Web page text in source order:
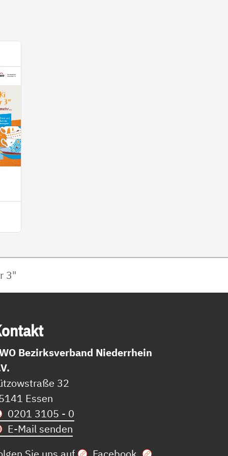
3"
Bezirksverband Niederrhein
32
Essen
0201 3105 - 0
E-Mail senden